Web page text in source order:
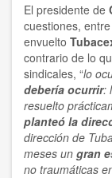
El presidente de
cuestiones,
envuelto
contrario de lo
sindicales, “lo
debería ocurrir:
resuelto
planteó la
dirección de
meses un gran
no traumáticas